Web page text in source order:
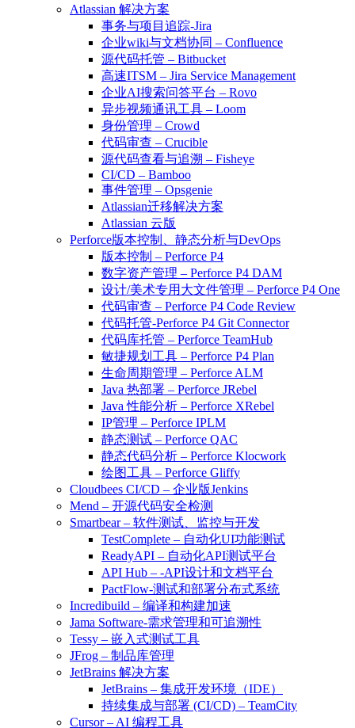
Atlassian 解决方案
事务与项目追踪-Jira
企业wiki与文档协同 – Confluence
源代码托管 – Bitbucket
高速ITSM – Jira Service Management
企业AI搜索问答平台 – Rovo
异步视频通讯工具 – Loom
身份管理 – Crowd
代码审查 – Crucible
源代码查看与追溯 – Fisheye
CI/CD – Bamboo
事件管理 – Opsgenie
Atlassian迁移解决方案
Atlassian 云版
Perforce版本控制、静态分析与DevOps
版本控制 – Perforce P4
数字资产管理 – Perforce P4 DAM
设计/美术专用大文件管理 – Perforce P4 One
代码审查 – Perforce P4 Code Review
代码托管-Perforce P4 Git Connector
代码库托管 – Perforce TeamHub
敏捷规划工具 – Perforce P4 Plan
生命周期管理 – Perforce ALM
Java 热部署 – Perforce JRebel
Java 性能分析 – Perforce XRebel
IP管理 – Perforce IPLM
静态测试 – Perforce QAC
静态代码分析 – Perforce Klocwork
绘图工具 – Perforce Gliffy
Cloudbees CI/CD – 企业版Jenkins
Mend – 开源代码安全检测
Smartbear – 软件测试、监控与开发
TestComplete – 自动化UI功能测试
ReadyAPI – 自动化API测试平台
API Hub – -API设计和文档平台
PactFlow-测试和部署分布式系统
Incredibuild – 编译和构建加速
Jama Software-需求管理和可追溯性
Tessy – 嵌入式测试工具
JFrog – 制品库管理
JetBrains 解决方案
JetBrains – 集成开发环境（IDE）
持续集成与部署 (CI/CD) – TeamCity
Cursor – AI 编程工具